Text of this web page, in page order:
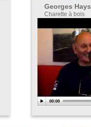
Georges Hays
Charette à bois